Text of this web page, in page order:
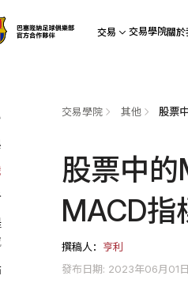
交易 交易學院關於
交易學院 其他
股票中
MACD指
撰稿人： 亨利
發布日期: 2023年06月01日